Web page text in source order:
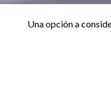
Una opción a